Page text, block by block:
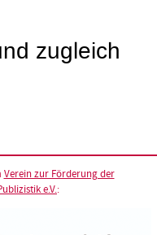
zugleich
Verein zur Förderung der
e.V.: